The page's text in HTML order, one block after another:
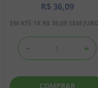
R$ 36,09
EM ATÉ 1X R$ 36,09 SEM
＋
－
COMPRAR